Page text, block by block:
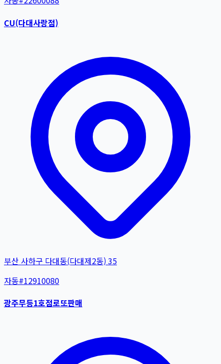
CU(다대사랑점)
부산 사하구 다대동(다대제2동) 35
자동#12910080
광주무등1호점로또판매